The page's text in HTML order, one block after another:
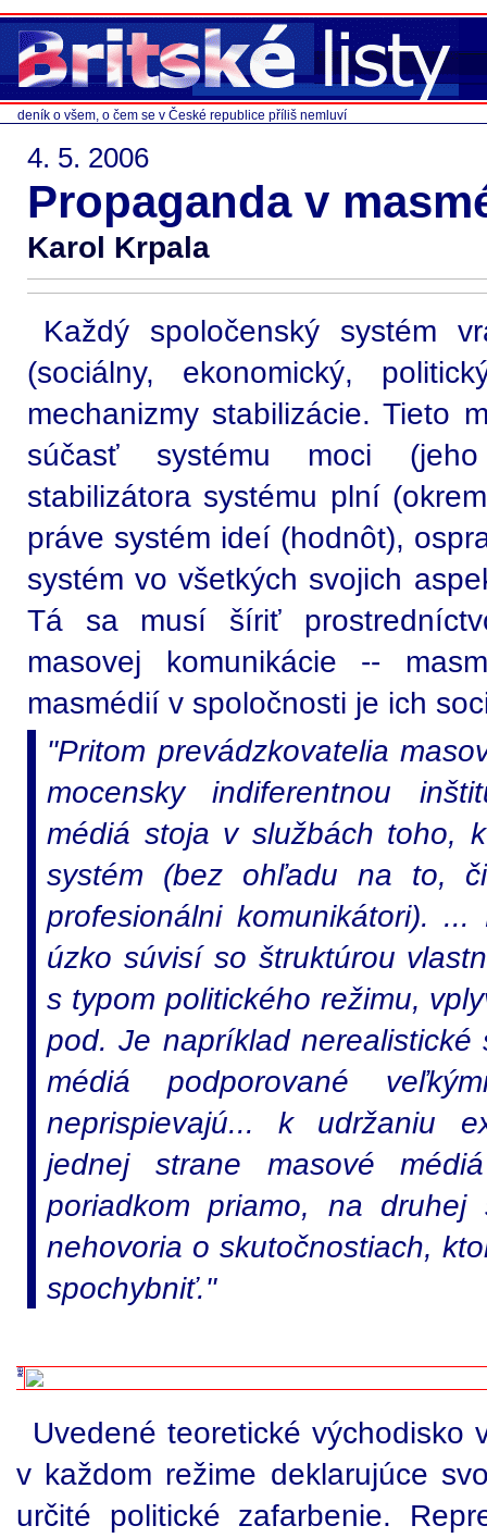
deník o všem, o čem se v České republice příliš nemluví
4. 5. 2006
Propaganda v
Karol Krpala
Každý spoločenský systém
(sociálny, ekonomický,
mechanizmy stabilizácie. Tieto
súčasť systému moci (jeho
stabilizátora systému plní
práve systém ideí (hodnôt),
systém vo všetkých svojich
Tá sa musí šíriť
masovej komunikácie --
masmédií v spoločnosti je ich
"Pritom prevádzkovatelia
mocensky indiferentnou
médiá stoja v službách toho,
systém (bez ohľadu na to,
profesionálni komunikátori).
úzko súvisí so štruktúrou
s typom politického režimu,
pod. Je napríklad
médiá podporované
neprispievajú... k udržaniu
jednej strane masové
poriadkom priamo, na
nehovoria o skutočnostiach,
spochybniť."
Uvedené teoretické východisko
v každom režime deklarujúce
určité politické zafarbenie.